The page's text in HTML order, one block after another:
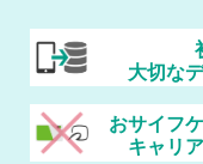
大切な
おサイフ
キャリ